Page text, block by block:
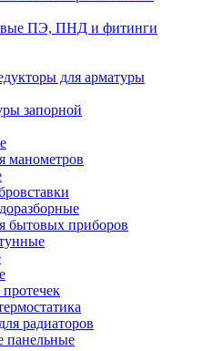
ПЭ, ПНД и фитинги
для арматуры
запорной
манометров
бытовых приборов
радиаторов
панельные